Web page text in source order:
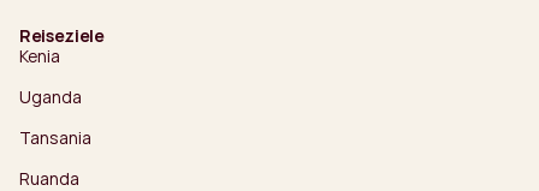
Reiseziele
Kenia
Uganda
Tansania
Ruanda